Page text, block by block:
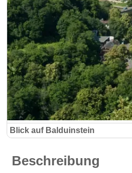
Blick auf Balduinstein
Beschreibung